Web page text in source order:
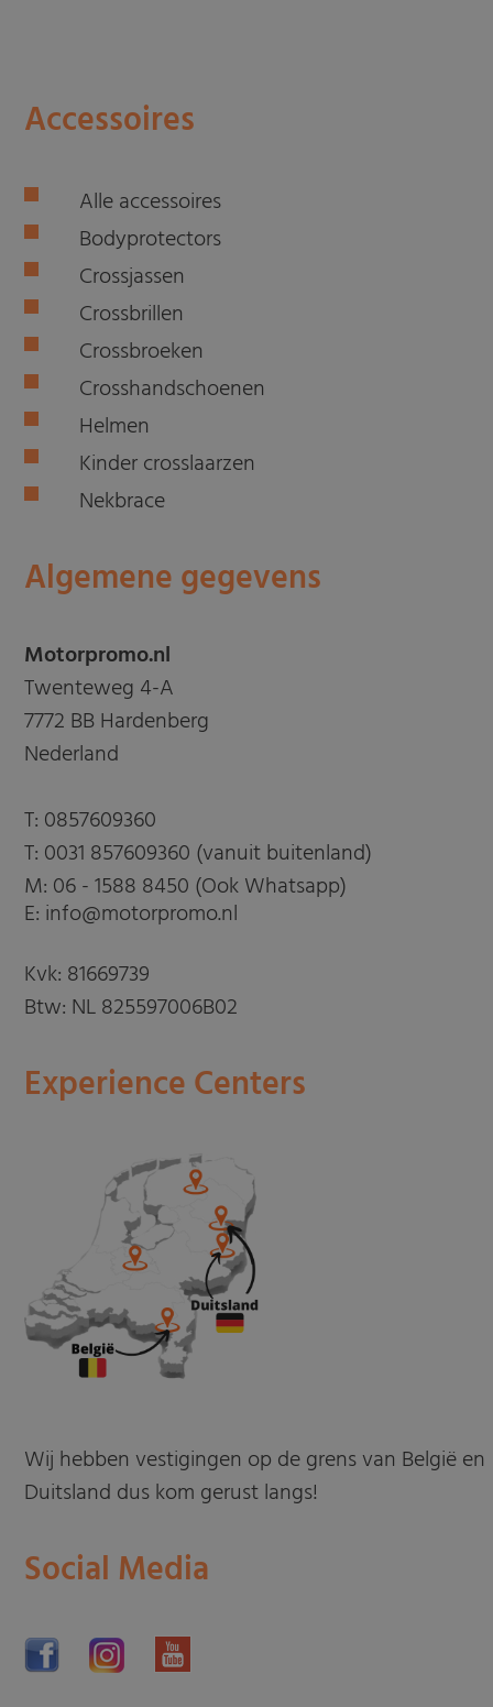
Accessoires
Alle accessoires
Bodyprotectors
Crossjassen
Crossbrillen
Crossbroeken
Crosshandschoenen
Helmen
Kinder crosslaarzen
Nekbrace
Algemene gegevens
Motorpromo.nl
Twenteweg 4-A
7772 BB Hardenberg
Nederland
T: 0857609360
T: 0031 857609360 (vanuit buitenland)
M: 06 - 1588 8450 (Ook Whatsapp)
E: info@motorpromo.nl
Kvk: 81669739
Btw: NL 825597006B02
Experience Centers
Wij hebben vestigingen op de grens van België en
Duitsland dus kom gerust langs!
Social Media